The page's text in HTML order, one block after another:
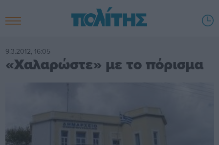
9.3.2012, 16:05
«Χαλαρώστε» με το πόρισμα